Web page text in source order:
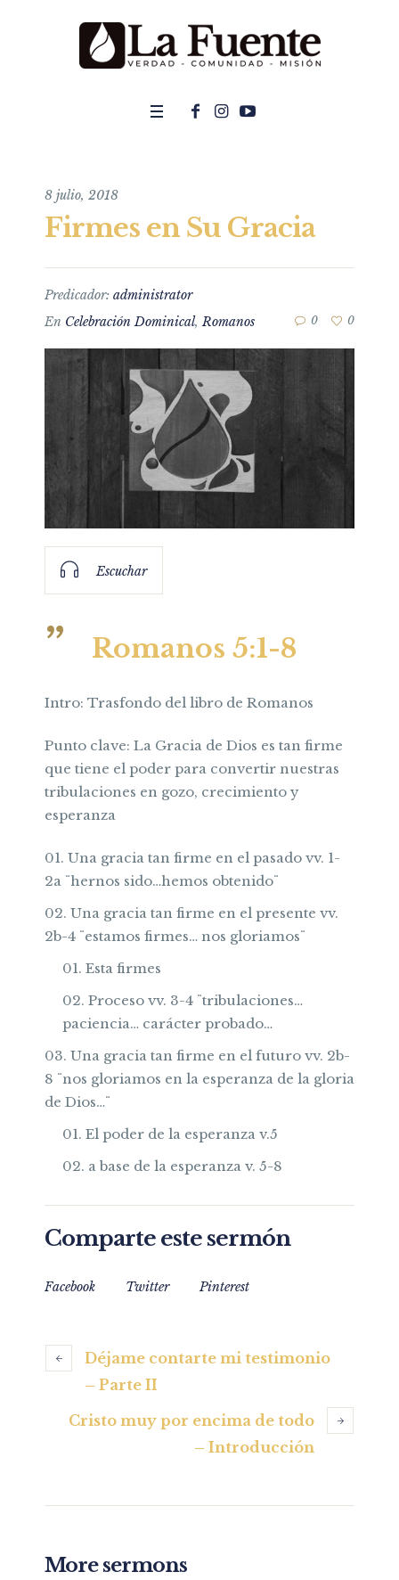
8 julio, 2018
Firmes en Su Gracia
Predicador: administrator
En Celebración Dominical,Romanos 0 0
Escuchar
Romanos 5:1-8
Intro: Trasfondo del libro de Romanos
Punto clave: La Gracia de Dios es tan firme
que tiene el poder para convertir nuestras
tribulaciones en gozo, crecimiento y
esperanza
Una gracia tan firme en el pasado vv. 1-
2a ¨hernos sido…hemos obtenido¨
Una gracia tan firme en el presente vv.
2b-4 ¨estamos firmes… nos gloriamos¨
Esta firmes
Proceso vv. 3-4 ¨tribulaciones…
paciencia… carácter probado…
Una gracia tan firme en el futuro vv. 2b-
8 ¨nos gloriamos en la esperanza de la gloria
de Dios…¨
El poder de la esperanza v.5
a base de la esperanza v. 5-8
Comparte este sermón
Facebook Twitter Pinterest
Déjame contarte mi testimonio
– Parte II
Cristo muy por encima de todo
– Introducción
More sermons